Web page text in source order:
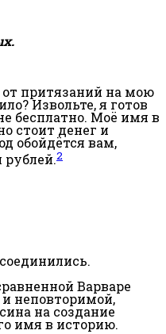
притязаний на мою
Извольте, я готов
бесплатно. Моё имя в
стоит денег и
обойдётся вам,
рублей.2
Варваре
неповторимой,
на создание
имя в историю.